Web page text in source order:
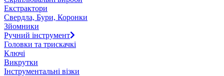
Екстрактори
Свердла, Бури, Коронки
Зйомники
Ручний інструмент
Головки та трискачкі
Ключі
Викрутки
Інструментальні візки